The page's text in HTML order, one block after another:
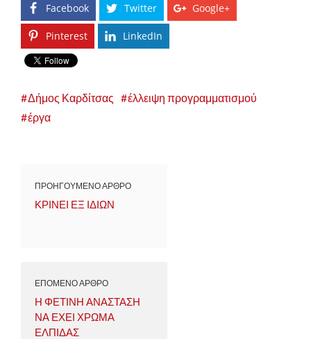
Facebook Twitter Google+
Pinterest LinkedIn
Δήμος Καρδίτσας
έλλειψη προγραμματισμού
έργα
ΠΡΟΗΓΟΥΜΕΝΟ ΑΡΘΡΟ
ΚΡΙΝΕΙ ΕΞ ΙΔΙΩΝ
ΕΠΟΜΕΝΟ ΑΡΘΡΟ
Η ΦΕΤΙΝΗ ΑΝΑΣΤΑΣΗ
ΝΑ ΕΧΕΙ ΧΡΩΜΑ
ΕΛΠΙΔΑΣ